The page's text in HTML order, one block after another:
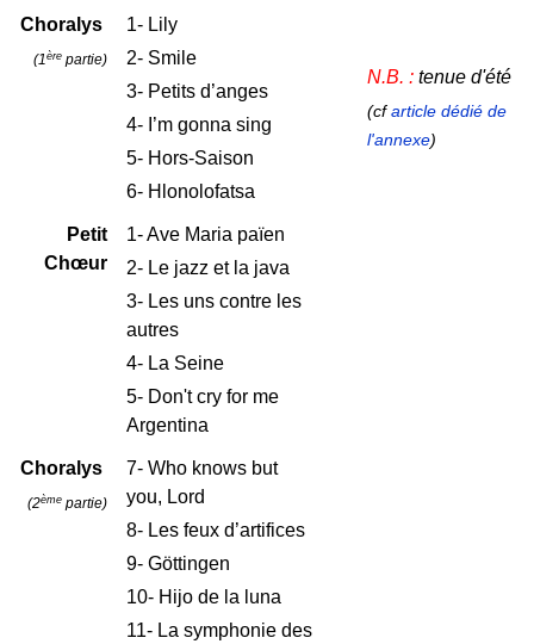
Choralys
(1èrepartie)
1- Lily
2- Smile
3- Petits d’anges
4- I’m gonna sing
5- Hors-Saison
6- Hlonolofatsa
N.B. :tenue d'été
(cfarticle dédié de
l'annexe)
Petit
Chœur
1- Ave Maria païen
2- Le jazz et la java
3- Les uns contre les
autres
4- La Seine
5- Don't cry for me
Argentina
Choralys
(2èmepartie)
7- Who knows but
you, Lord
8- Les feux d’artifices
9- Göttingen
10- Hijo de la luna
11- La symphonie des